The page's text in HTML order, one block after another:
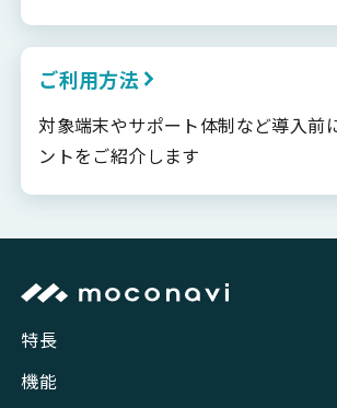
ご利用方法
対象端末やサポート体制など導入前
ントをご紹介します
特長
機能